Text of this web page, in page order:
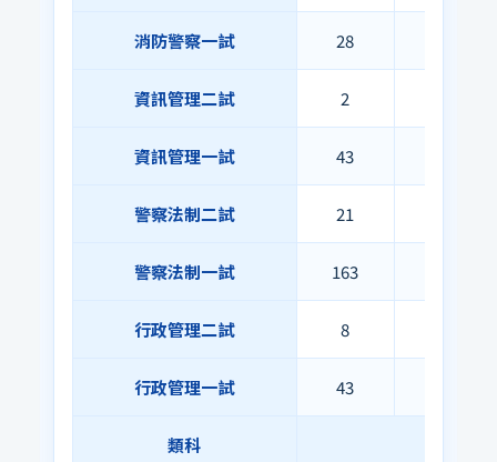
消防警察一試 28
資訊管理二試 2
資訊管理一試 43
警察法制二試 21
警察法制一試 163
行政管理二試 8
行政管理一試 43
類科